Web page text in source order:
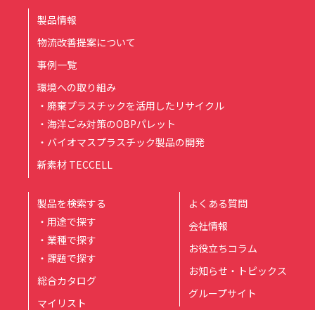
製品情報
物流改善提案について
事例一覧
環境への取り組み
・廃棄プラスチックを活用したリサイクル
・海洋ごみ対策のOBPパレット
・バイオマスプラスチック製品の開発
新素材 TECCELL
製品を検索する
・用途で探す
・業種で探す
・課題で探す
総合カタログ
マイリスト
よくある質問
会社情報
お役立ちコラム
お知らせ・トピックス
グループサイト